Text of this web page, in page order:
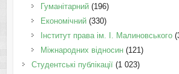
Гуманітарний(196)
Економічний(330)
Інститут права ім. І. Малиновського
Міжнародних відносин(121)
Студентські публікації(1 023)